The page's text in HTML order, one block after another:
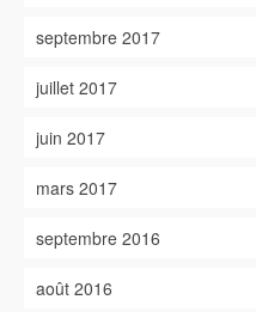
septembre 2017
juillet 2017
juin 2017
mars 2017
septembre 2016
août 2016